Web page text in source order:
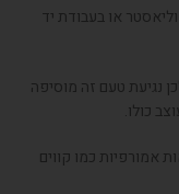
או בעבודת יד
נגיעת טעם זה מוסיפה
כולו.
אמורפיות כמו קווים